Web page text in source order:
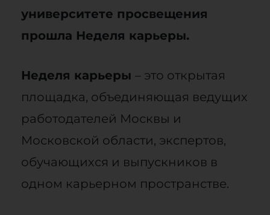
университете просвещения
прошла Неделя карьеры.
Неделя карьеры – это открытая
площадка, объединяющая ведущих
работодателей Москвы и
Московской области, экспертов,
обучающихся и выпускников в
одном карьерном пространстве.